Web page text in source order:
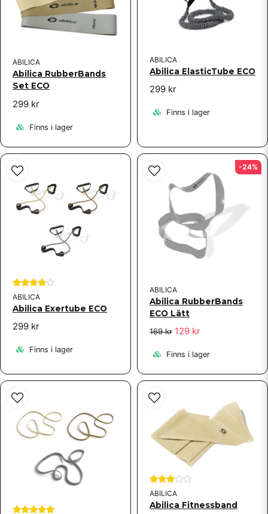
Skicka fråga
ABILICA
Abilica RubberBands
Set ECO
299 kr
Finns i lager
ABILICA
Abilica ElasticTube ECO
299 kr
Finns i lager
ABILICA
Abilica Exertube ECO
299 kr
Finns i lager
ABILICA
Abilica RubberBands
ECO Lätt
169 kr 129 kr
Finns i lager
-24%
ABILICA
Abilica Fitnessband